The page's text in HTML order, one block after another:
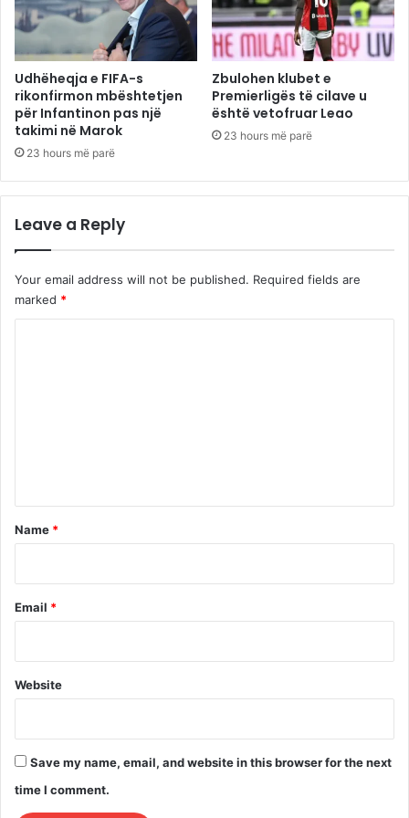
Udhëheqja e FIFA-s
rikonfirmon mbështetjen
për Infantinon pas një
takimi në Marok
23 hours më parë
Zbulohen klubet e
Premierligës të cilave u
është vetofruar Leao
23 hours më parë
Leave a Reply
Your email address will not be published. Required fields are
marked *
*
Name *
Email *
Website
Save my name, email, and website in this browser for the next
time I comment.